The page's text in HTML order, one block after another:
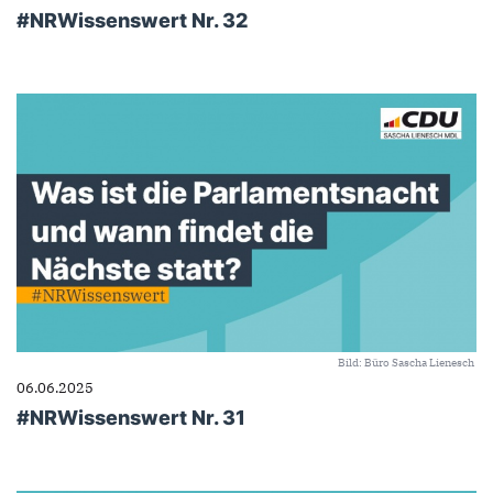
#NRWissenswert Nr. 32
Bild: Büro Sascha Lienesch
06.06.2025
#NRWissenswert Nr. 31